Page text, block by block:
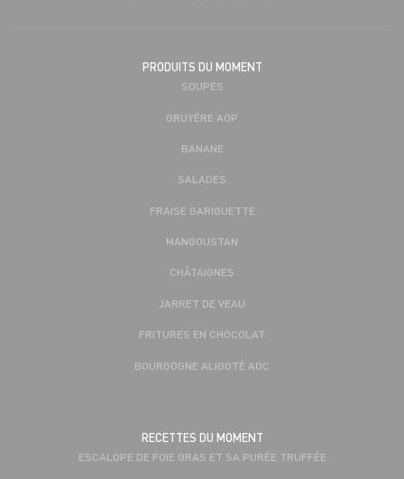
PRODUITS DU MOMENT
SOUPES
GRUYÈRE AOP
BANANE
SALADES
FRAISE GARIGUETTE
MANGOUSTAN
CHÂTAIGNES
JARRET DE VEAU
FRITURES EN CHOCOLAT
BOURGOGNE ALIGOTÉ AOC
RECETTES DU MOMENT
ESCALOPE DE FOIE GRAS ET SA PURÉE TRUFFÉE